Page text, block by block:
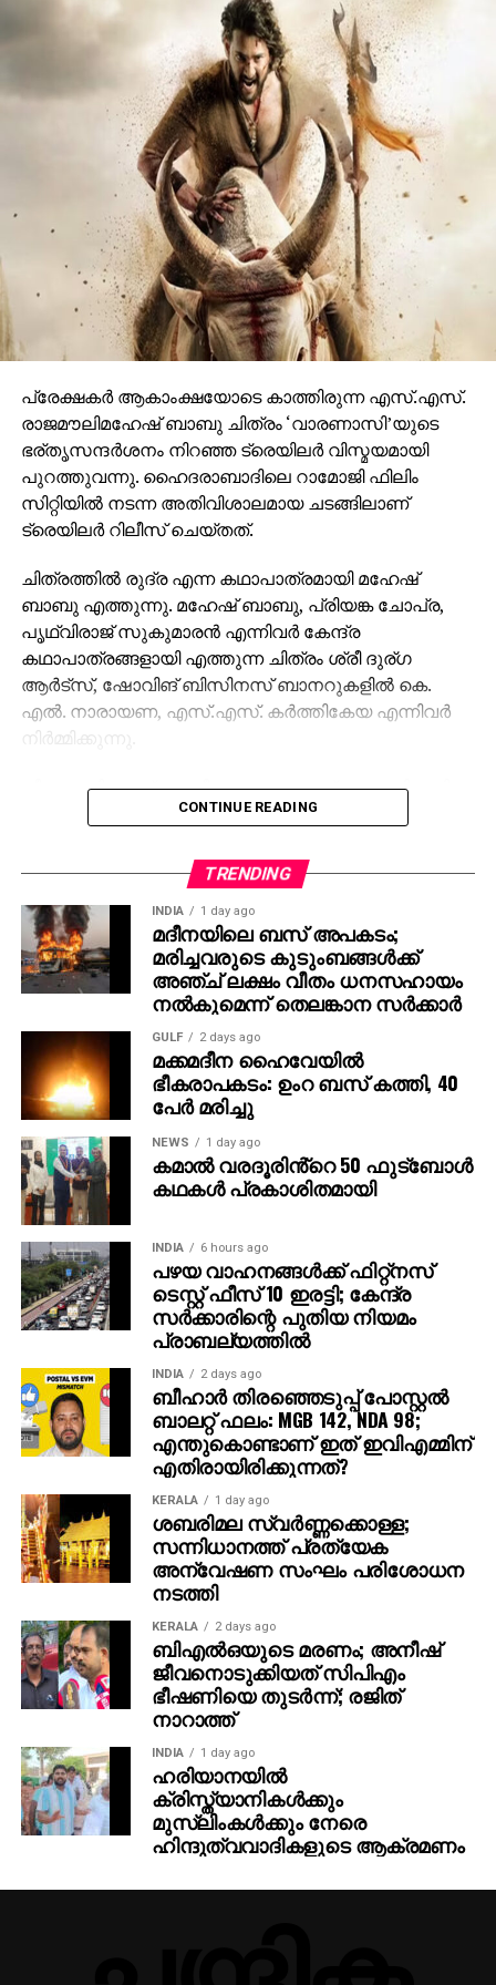
വേദിയിലും മഹേഷ് ബാബു കാളയുടെ പുറത്തു എൻട്രി
ചെയ്തപ്പോൾ അറുപത്തിനായിരത്തിൽപ്പരം കാഴ്ചക്കാർ
നിറഞ്ഞ ഇവന്റിലെ സദസ്സ് ഹർഷാരവം കൊണ്ട്
വേദിയെ ധന്യമാക്കി. ഐമാക്‌സിലാണ് ചിത്രം
ഒരുങ്ങുന്നത് എന്നതിനാല്‍ തന്നെ തിയേറ്ററുകളില്‍
ഗംഭീരമായ കാഴ്ചാനുഭൂതി
സമ്മാനിക്കുമെന്നുറപ്പാണ്.ബാഹുബലിയും ആർ ആർ
ആറും ഒരുക്കിയ രാജമൗലിയുടെ ബ്രഹ്മാണ്ഡ ചിത്രം
വാരണാസി 2027ൽ തിയേറ്ററുകളിലേക്കെത്തും. പി ആർ
ഓ ആൻഡ് മാർക്കറ്റിംഗ് സ്ട്രാറ്റജിസ്റ്റ് : പ്രതീഷ് ശേഖർ.
പ്രേക്ഷകര്‍ ആകാംക്ഷയോടെ കാത്തിരുന്ന എസ്.എസ്.
രാജമൗലിമഹേഷ് ബാബു ചിത്രം ‘വാരണാസി’യുടെ
ഭര്തൃസന്ദര്‍ശനം നിറഞ്ഞ ട്രെയിലര്‍ വിസ്മയമായി
പുറത്തുവന്നു. ഹൈദരാബാദിലെ റാമോജി ഫിലിം
സിറ്റിയില്‍ നടന്ന അതിവിശാലമായ ചടങ്ങിലാണ്
ട്രെയിലര്‍ റിലീസ് ചെയ്തത്.
ചിത്രത്തില്‍ രുദ്ര എന്ന കഥാപാത്രമായി മഹേഷ്
ബാബു എത്തുന്നു. മഹേഷ് ബാബു, പ്രിയങ്ക ചോപ്ര,
പൃഥ്വിരാജ് സുകുമാരന്‍ എന്നിവര്‍ കേന്ദ്ര
കഥാപാത്രങ്ങളായി എത്തുന്ന ചിത്രം ശ്രീ ദുര്ഗ
ആര്‍ട്‌സ്, ഷോവിങ് ബിസിനസ് ബാനറുകളില്‍ കെ.
എല്‍. നാരായണ, എസ്.എസ്. കര്‍ത്തികേയ എന്നിവര്‍
നിര്‍മ്മിക്കുന്നു.
കീരവാണിയാണ് സംഗീതം ഒരുക്കുന്നത്. പുറത്തിറങ്ങിയ
മണിക്കൂറുകള്‍ക്കുള്ളില്‍ തന്നെ 5 മില്യണിലധികം
ട്രെന്‍ഡിങ് പട്ടികയില്‍ മുന്നിലാണ്. 130ണ്മ100 അടി
വലുപ്പത്തിലുള്ള പ്രത്യേക സ്‌ക്രീനില്‍ പ്രേക്ഷകര്‍ക്ക്
മുന്നില്‍ ട്രെയിലര്‍ പ്രദര്‍ശിപ്പിച്ചു.
ട്രെയിലര്‍ സി.ഇ. 512-ലെ വാരണാസിയുടെ
ദൃശ്യങ്ങളോടെ തുടങ്ങുന്നു. തുടര്‍ന്ന് 2027ല്‍
ഭൂമിയിലേക്ക് വരുന്നു എന്നു കാണിക്കുന്ന ‘ശാംഭവി’ എന്ന
ഛിന്നഗ്രഹം, അന്റാര്‍ട്ടിക്കയിലെ റോസ് ഐസ്
ഷെല്‍ഫ്, ആഫ്രിക്കയിലെ അംബോസെലി വനം,
ബി.സി.ഇ 7200-ലെ ലങ്കാനഗരം, വാരണാസിയിലെ
മണികര്‍ണികാ ഘട്ട് തുടങ്ങിയ ഭീമാകാര
ദൃശ്യവിശേഷങ്ങള്‍ അതിശയത്തോടെ
അവതരിപ്പിക്കുന്നു.
കയ്യില്‍ ത്രിശൂലം പിടിച്ച് കാളയുടെ പുറത്ത്
സവാരിയുമായി എത്തുന്ന രുദ്രയായി മഹേഷ്
ബാബുവിന്റെ എന്‍ട്രിയാണ് ട്രെയിലറിന്റെ ഹൈലൈറ്റ്.
അതേപോലെ, വേദിയിലേക്കും മഹേഷ് ബാബു
കാളപ്പുറത്ത് സവാരിയായി എത്തിയപ്പോള്‍ 60,000-
ത്തിലധികം പ്രേക്ഷകര്‍ കൈയ്യടി മുഴക്കി വരവേറ്റു.
ഐമാക്‌സ് ഫോര്‍മാറ്റിലാണ് ഈ ചിത്രം ഒരുക്കുന്നത്.
അതിനാല്‍ തന്നെ തിയേറ്ററുകളില്‍ അത്ഭുതകരമായ
കാഴ്ചാനുഭവം സമ്മാനിക്കുമെന്നുറപ്പ്. ബാഹുബലി,
ഞഞഞ എന്നിവയുടെ സംവിധായകന്‍ രാജമൗലിയുടെ
ഈ ബ്രഹ്‌മാണ്ഡ പ്രോജക്റ്റ് 2027-ല്‍
തിയേറ്ററുകളിലേക്ക് എത്തും.
CONTINUE READING
TRENDING
INDIA 1 day ago
മദീനയിലെ ബസ് അപകടം;
മരിച്ചവരുടെ കുടുംബങ്ങള്‍ക്ക്
അഞ്ച് ലക്ഷം വീതം ധനസഹായം
നല്‍കുമെന്ന് തെലങ്കാന സര്‍ക്കാര്‍
GULF 2 days ago
മക്കമദീന ഹൈവേയില്‍
ഭീകരാപകടം: ഉംറ ബസ് കത്തി, 40
പേര്‍ മരിച്ചു
NEWS 1 day ago
കമാൽ വരദൂരിൻ്റെ 50 ഫുട്ബോൾ
കഥകൾ പ്രകാശിതമായി
INDIA 6 hours ago
പഴയ വാഹനങ്ങള്‍ക്ക് ഫിറ്റ്‌നസ്
ടെസ്റ്റ് ഫീസ് 10 ഇരട്ടി; കേന്ദ്ര
സര്‍ക്കാരിന്റെ പുതിയ നിയമം
പ്രാബല്യത്തില്‍
INDIA 2 days ago
ബീഹാർ തിരഞ്ഞെടുപ്പ് പോസ്റ്റൽ
ബാലറ്റ് ഫലം: MGB 142, NDA 98;
എന്തുകൊണ്ടാണ് ഇത് ഇവിഎമ്മിന്
എതിരായിരിക്കുന്നത്?
KERALA 1 day ago
ശബരിമല സ്വര്‍ണ്ണക്കൊള്ള;
സന്നിധാനത്ത് പ്രത്യേക
അന്വേഷണ സംഘം പരിശോധന
നടത്തി
KERALA 2 days ago
ബിഎല്‍ഒയുടെ മരണം; അനീഷ്
ജീവനൊടുക്കിയത് സിപിഎം
ഭീഷണിയെ തുടര്‍ന്ന്; രജിത്
നാറാത്ത്
INDIA 1 day ago
ഹരിയാനയില്‍
ക്രിസ്ത്യാനികള്‍ക്കും
മുസ്‌ലിംകള്‍ക്കും നേരെ
ഹിന്ദുത്വവാദികളുടെ ആക്രമണം